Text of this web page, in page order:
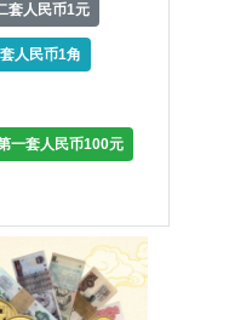
套人民币1元
人民币1角
一套人民币100元